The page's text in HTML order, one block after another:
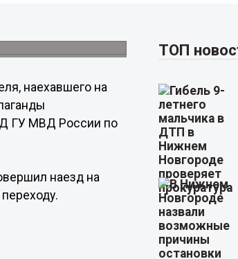
наехавшего на
ГУ МВД России по
наезд на
ТОП